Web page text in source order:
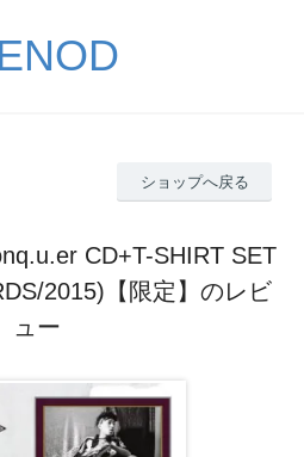
ショップへ戻る
CD+T-SHIRT SET
2015)【限定】のレビ
ュー